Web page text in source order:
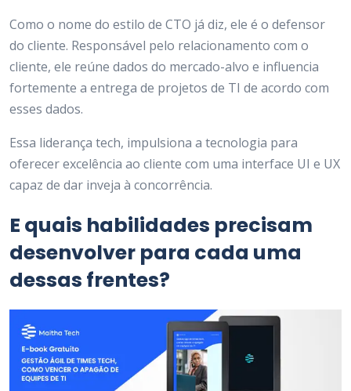
Como o nome do estilo de CTO já diz, ele é o defensor
do cliente. Responsável pelo relacionamento com o
cliente, ele reúne dados do mercado-alvo e influencia
fortemente a entrega de projetos de TI de acordo com
esses dados.
Essa liderança tech, impulsiona a tecnologia para
oferecer excelência ao cliente com uma interface UI e UX
capaz de dar inveja à concorrência.
E quais habilidades precisam
desenvolver para cada uma
dessas frentes?